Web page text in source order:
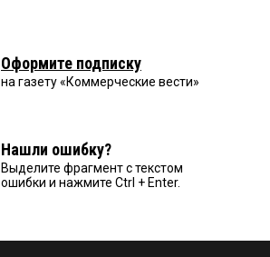
Оформите подписку
на газету «Коммерческие вести»
Нашли ошибку?
Выделите фрагмент с текстом
ошибки и нажмите Ctrl + Enter.